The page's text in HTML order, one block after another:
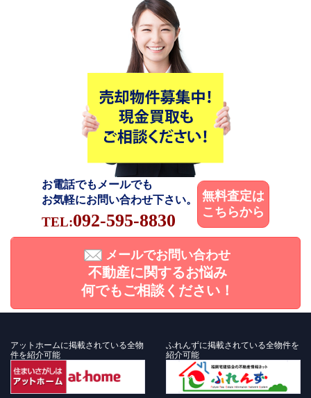
お電話でもメールでも
お気軽にお問い合わせ下さい。
TEL:092-595-8830
無料査定は
こちらから
メールでお問い合わせ
不動産に関するお悩み
何でもご相談ください！
アットホームに掲載されている全物
件を紹介可能
ふれんずに掲載されている全物件を
紹介可能